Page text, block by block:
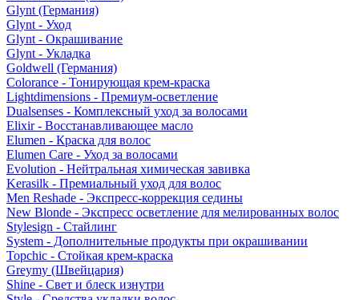
Glynt (Германия)
Glynt - Уход
Glynt - Окрашивание
Glynt - Укладка
Goldwell (Германия)
Colorance - Тонирующая крем-краска
Lightdimensions - Премиум-осветление
Dualsenses - Комплексный уход за волосами
Elixir - Восстанавливающее масло
Elumen - Краска для волос
Elumen Care - Уход за волосами
Evolution - Нейтральная химическая завивка
Kerasilk - Премиальный уход для волос
Men Reshade - Экспресс-коррекция седины
New Blonde - Экспресс осветление для мелированных волос
Stylesign - Стайлинг
System - Дополнительные продукты при окрашивании
Topchic - Стойкая крем-краска
Greymy (Швейцария)
Shine - Свет и блеск изнутри